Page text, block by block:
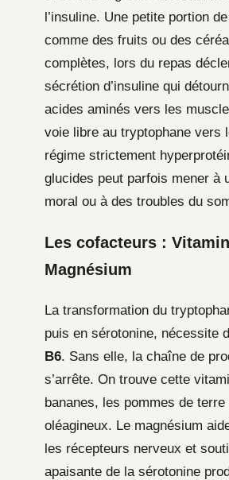
l’insuline. Une petite portion
comme des fruits ou des
complètes, lors du repas
sécrétion d’insuline qui
acides aminés vers les
voie libre au tryptophane vers
régime strictement
glucides peut parfois mener à
moral ou à des troubles du
Les cofacteurs :
Magnésium
La transformation du
puis en sérotonine, nécessite
B6. Sans elle, la chaîne de
s’arrête. On trouve cette
bananes, les pommes de terre
oléagineux. Le magnésium
les récepteurs nerveux et
apaisante de la sérotonine